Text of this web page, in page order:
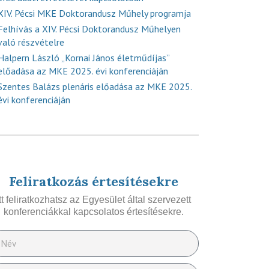
Pécsi MKE Doktorandusz Műhely programja
a XIV. Pécsi Doktorandusz Műhelyen
részvételre
László „Kornai János életműdíjas”
az MKE 2025. évi konferenciáján
Balázs plenáris előadása az MKE 2025.
konferenciáján
Feliratkozás értesítésekre
feliratkozhatsz az Egyesület által szervezett
konferenciákkal kapcsolatos értesítésekre.